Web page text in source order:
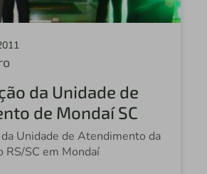
da Unidade de
de Mondaí SC
Unidade de Atendimento da
RS/SC em Mondaí